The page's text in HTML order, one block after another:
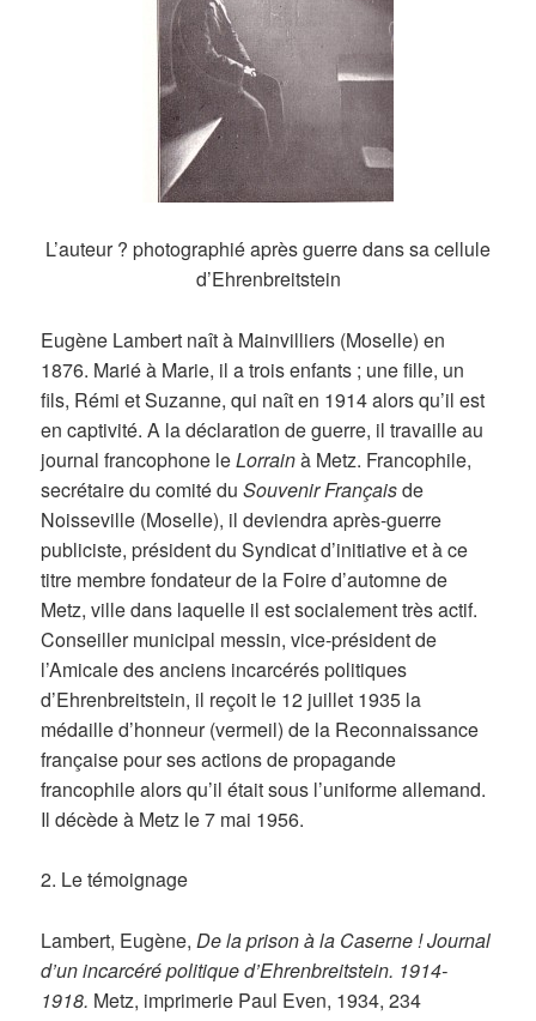
L’auteur ? photographié après guerre dans sa cellule
d’Ehrenbreitstein
Eugène Lambert naît à Mainvilliers (Moselle) en
1876. Marié à Marie, il a trois enfants ; une fille, un
fils, Rémi et Suzanne, qui naît en 1914 alors qu’il est
en captivité. A la déclaration de guerre, il travaille au
journal francophone leLorrainà Metz. Francophile,
secrétaire du comité duSouvenir Françaisde
Noisseville (Moselle), il deviendra après-guerre
publiciste, président du Syndicat d’initiative et à ce
titre membre fondateur de la Foire d’automne de
Metz, ville dans laquelle il est socialement très actif.
Conseiller municipal messin, vice-président de
l’Amicale des anciens incarcérés politiques
d’Ehrenbreitstein, il reçoit le 12 juillet 1935 la
médaille d’honneur (vermeil) de la Reconnaissance
française pour ses actions de propagande
francophile alors qu’il était sous l’uniforme allemand.
Il décède à Metz le 7 mai 1956.
2. Le témoignage
Lambert, Eugène,De la prison à la Caserne ! Journal
d’un incarcéré politiqued’Ehrenbreitstein. 1914-
1918. Metz, imprimerie Paul Even, 1934, 234